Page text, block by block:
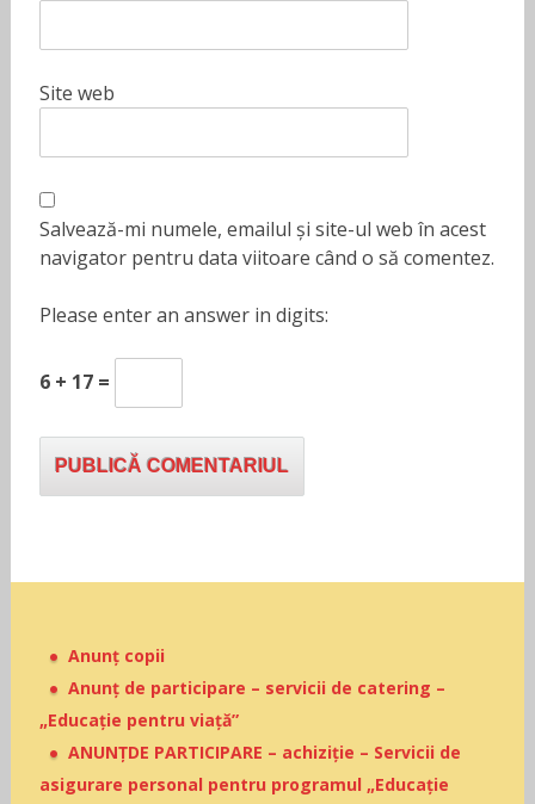
Site web
Salvează-mi numele, emailul și site-ul web în acest
navigator pentru data viitoare când o să comentez.
Please enter an answer in digits:
6 + 17 =
Anunț copii
Anunț de participare – servicii de catering –
„Educație pentru viață”
ANUNȚDE PARTICIPARE – achiziție – Servicii de
asigurare personal pentru programul „Educație